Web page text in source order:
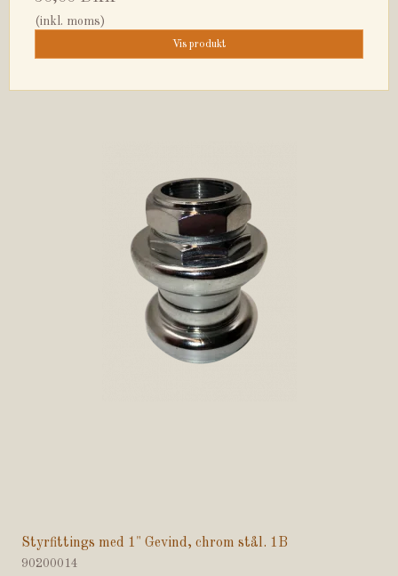
(inkl. moms)
Vis produkt
Styrfittings med 1" Gevind, chrom stål. 1B
90200014